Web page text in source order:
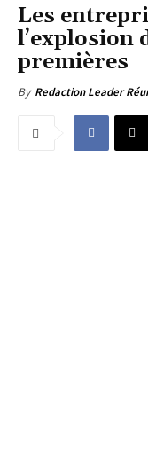
Les
l’explosion
premières
By Redaction Leader